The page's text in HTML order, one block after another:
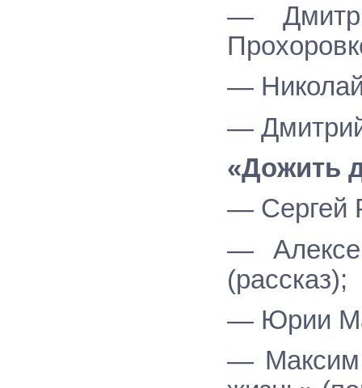
—
—
—
«Дожить
— Сергей
—
(рассказ);
— Юрии
— Максим